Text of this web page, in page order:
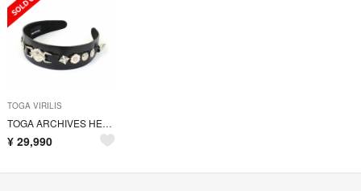
TOGA VIRILIS
TOGA ARCHIVES HEADBAND 2 カチューシャ ヘアバンドトーガ
¥ 29,990